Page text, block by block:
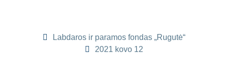
Labdaros ir paramos fondas „Rugutė“
2021 kovo 12